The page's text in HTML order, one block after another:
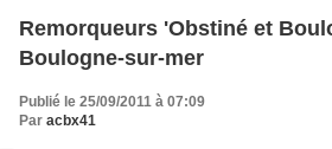
Remorqueurs 'Obstiné et
Boulogne-sur-mer
Publié le 25/09/2011 à 07:09
Par acbx41